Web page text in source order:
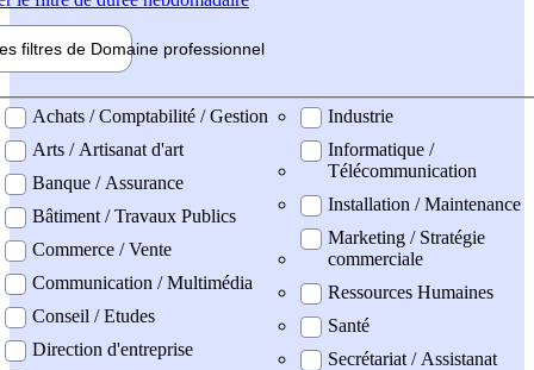
filtres de Domaine professionnel
professionel
Achats / Comptabilité / Gestion
Arts / Artisanat d'art
Banque / Assurance
Bâtiment / Travaux Publics
Commerce / Vente
Communication / Multimédia
Conseil / Etudes
Direction d'entreprise
Industrie
Informatique /
Télécommunication
Installation / Maintenance
Marketing / Stratégie
commerciale
Ressources Humaines
Santé
Secrétariat / Assistanat